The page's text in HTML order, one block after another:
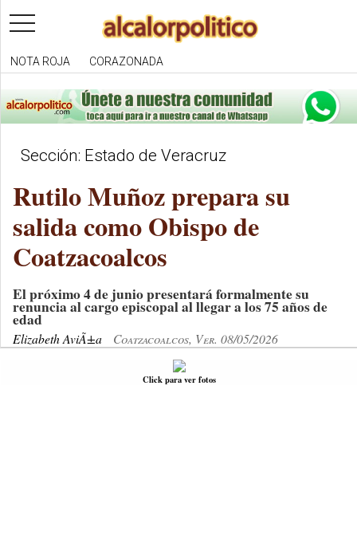
toggle
navigation
NOTA ROJA CORAZONADA
Sección: Estado de Veracruz
Rutilo Muñoz prepara su
salida como Obispo de
Coatzacoalcos
El próximo 4 de junio presentará formalmente su
renuncia al cargo episcopal al llegar a los 75 años de
edad
Elizabeth AviÃ±a Coatzacoalcos, Ver. 08/05/2026
Click para ver fotos